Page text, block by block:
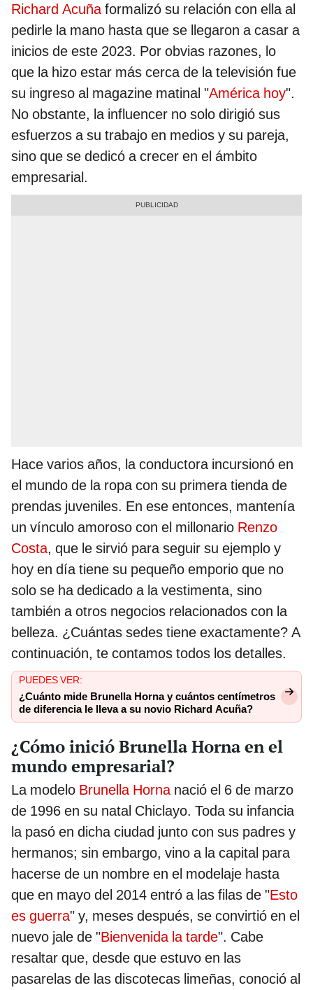
Richard Acuñaformalizó su relación con ella al
pedirle la mano hasta que se llegaron a casar a
inicios de este 2023. Por obvias razones, lo
que la hizo estar más cerca de la televisión fue
su ingreso al magazine matinal "América hoy".
No obstante, la influencer no solo dirigió sus
esfuerzos a su trabajo en medios y su pareja,
sino que se dedicó a crecer en el ámbito
empresarial.
Hace varios años, la conductora incursionó en
el mundo de la ropa con su primera tienda de
prendas juveniles. En ese entonces, mantenía
un vínculo amoroso con el millonario Renzo
Costa, que le sirvió para seguir su ejemplo y
hoy en día tiene su pequeño emporio que no
solo se ha dedicado a la vestimenta, sino
también a otros negocios relacionados con la
belleza. ¿Cuántas sedes tiene exactamente? A
continuación, te contamos todos los detalles.
PUEDES VER:
¿Cuánto mide Brunella Horna y cuántos centímetros
de diferencia le lleva a su novio Richard Acuña?
¿Cómo inició Brunella Horna en el
mundo empresarial?
La modelo Brunella Hornanació el 6 de marzo
de 1996 en su natal Chiclayo. Toda su infancia
la pasó en dicha ciudad junto con sus padres y
hermanos; sin embargo, vino a la capital para
hacerse de un nombre en el modelaje hasta
que en mayo del 2014 entró a las filas de "Esto
es guerra" y, meses después, se convirtió en el
nuevo jale de "Bienvenida la tarde". Cabe
resaltar que, desde que estuvo en las
pasarelas de las discotecas limeñas, conoció al